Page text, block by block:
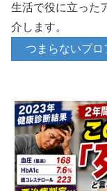
生活で役に立った
介します。
つまらないプロ